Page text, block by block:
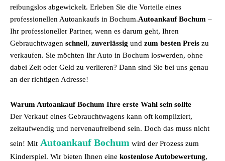
reibungslos abgewickelt. Erleben Sie die Vorteile eines
professionellen Autoankaufs in Bochum.Autoankauf Bochum –
Ihr professioneller Partner, wenn es darum geht, Ihren
Gebrauchtwagen schnell, zuverlässig und zum besten Preis zu
verkaufen. Sie möchten Ihr Auto in Bochum loswerden, ohne
dabei Zeit oder Geld zu verlieren? Dann sind Sie bei uns genau
an der richtigen Adresse!
Warum Autoankauf Bochum Ihre erste Wahl sein sollte
Der Verkauf eines Gebrauchtwagens kann oft kompliziert,
zeitaufwendig und nervenaufreibend sein. Doch das muss nicht
sein! Mit Autoankauf Bochum wird der Prozess zum
Kinderspiel. Wir bieten Ihnen eine kostenlose Autobewertung,